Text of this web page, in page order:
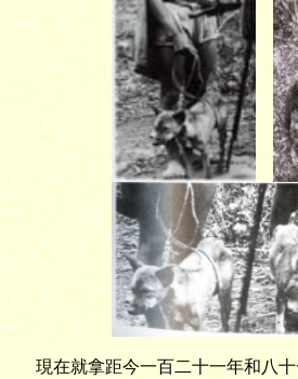
現在就拿距今一百二十一年和八十